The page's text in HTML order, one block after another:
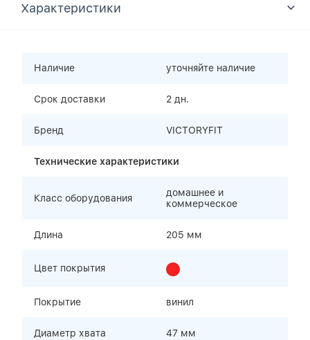
Характеристики
Наличие уточняйте наличие
Срок доставки 2 дн.
Бренд VICTORYFIT
Технические характеристики
Класс оборудования
домашнее и
коммерческое
Длина 205 мм
Цвет покрытия
Покрытие винил
Диаметр хвата 47 мм